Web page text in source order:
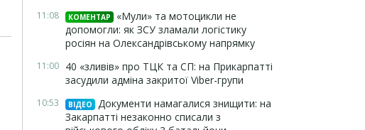
11:08 КОМЕНТАР
«Мули» та мотоцикли не
допомогли: як ЗСУ зламали логістику
росіян на Олександрівському напрямку
11:00 40 «зливів» про ТЦК та СП: на Прикарпатті
засудили адміна закритої Viber-групи
10:53 ВІДЕО
Документи намагалися знищити: на
Закарпатті незаконно списали з